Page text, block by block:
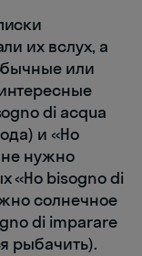
их вслух, а
или
di acqua
и «Ho
нужно
«Ho bisogno di
солнечное
di imparare
рыбачить).